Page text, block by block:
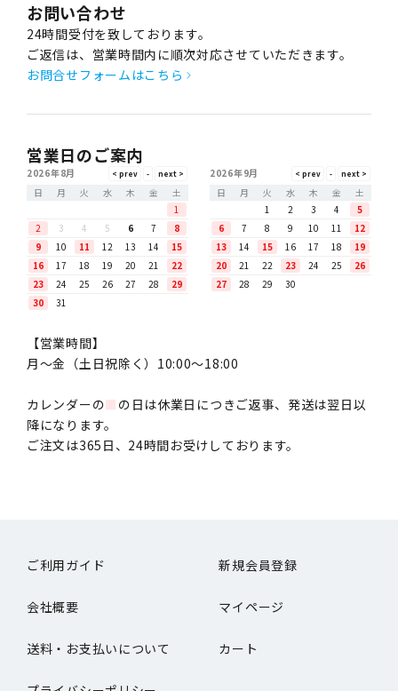
お問い合わせ
24時間受付を致しております。
ご返信は、営業時間内に順次対応させていただきます。
お問合せフォームはこちら
営業日のご案内
2026年8月
日
月 火 水 木 金
土
1
2
3 4 5 6 7
8
9
10 11 12 13 14
15
16
17 18 19 20 21
22
23
24 25 26 27 28
29
30
31
2026年9月
日
月 火 水 木 金
土
1
2 3 4
5
6
7 8 9 10 11
12
13
14 15 16 17 18
19
20
21 22 23 24 25
26
27
28 29 30
【営業時間】
月〜金（土日祝除く）10:00～18:00
カレンダーの■ の日は休業日につきご返事、発送は翌日以
降になります。
ご注文は365日、24時間お受けしております。
ご利用ガイド 新規会員登録
会社概要 マイページ
送料・お支払いについて カート